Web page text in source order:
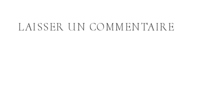
LAISSER UN COMMENTAIRE